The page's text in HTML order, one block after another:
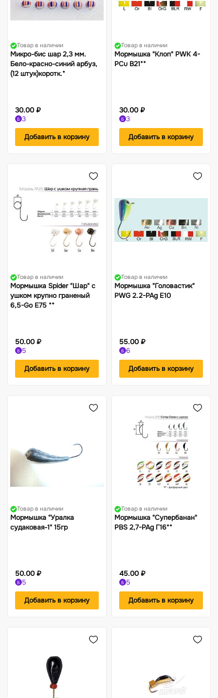
Товар в наличии
Микро-бис шар 2,3 мм.
Бело-красно-синий арбуз,
(12 штук)коротк.*
30.00 ₽
Б 3
Добавить в корзину
Товар в наличии
Мормышка "Клоп" PWK 4-
PCu В21**
30.00 ₽
Б 3
Добавить в корзину
Товар в наличии
Мормышка Spider "Шар" с
ушком крупно граненый
6,5-Go Е75 **
50.00 ₽
Б 5
Добавить в корзину
Товар в наличии
Мормышка "Головастик"
PWG 2.2-PAg Е10
55.00 ₽
Б 6
Добавить в корзину
Товар в наличии
Мормышка "Уралка
судаковая-1" 15гр
50.00 ₽
Б 5
Добавить в корзину
Товар в наличии
Мормышка "Супербанан"
PBS 2,7-PAg Г16**
45.00 ₽
Б 5
Добавить в корзину